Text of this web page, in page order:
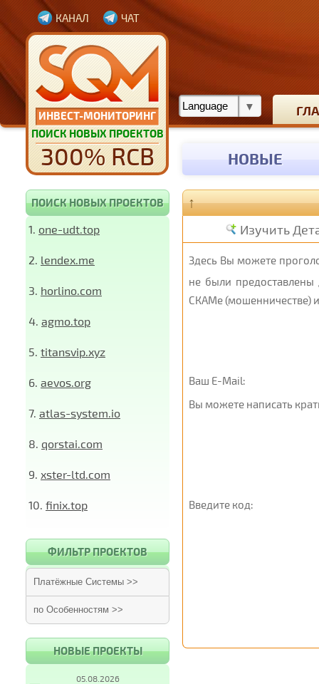
ИНВЕСТ-МОНИТОРИНГ
ПОИСК НОВЫХ ПРОЕКТОВ
300% RCB
КАНАЛ ЧАТ
НОВЫЕ
ПОИСК НОВЫХ ПРОЕКТОВ
1. one-udt.top
2. lendex.me
3. horlino.com
4. agmo.top
5. titansvip.xyz
6. aevos.org
7. atlas-system.io
8. qorstai.com
9. xster-ltd.com
10. finix.top
ФИЛЬТР ПРОЕКТОВ
Платёжные Системы >>
по Особенностям >>
НОВЫЕ ПРОЕКТЫ
05.08.2026
↑
Изучить
Здесь Вы можете
не были предоставлены
СКАМе (мошенничестве)
Ваш E-Mail:
Вы можете написать
Введите код: